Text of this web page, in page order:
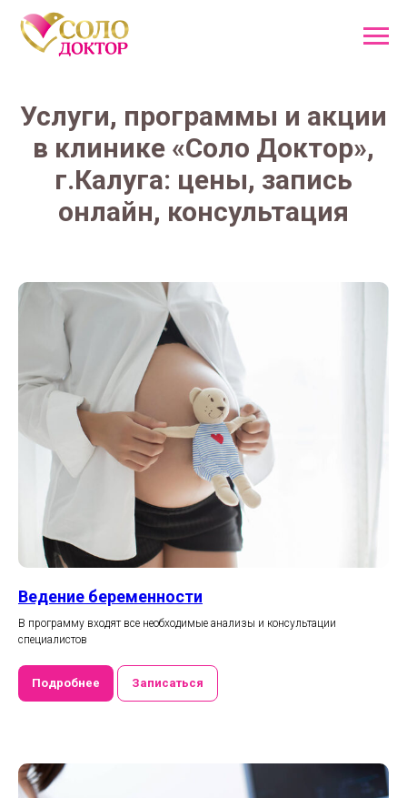
Услуги, программы и акции
в клинике «Соло Доктор»,
г.Калуга: цены, запись
онлайн, консультация
Ведение беременности
В программу входят все необходимые анализы и консультации
специалистов
Подробнее Записаться